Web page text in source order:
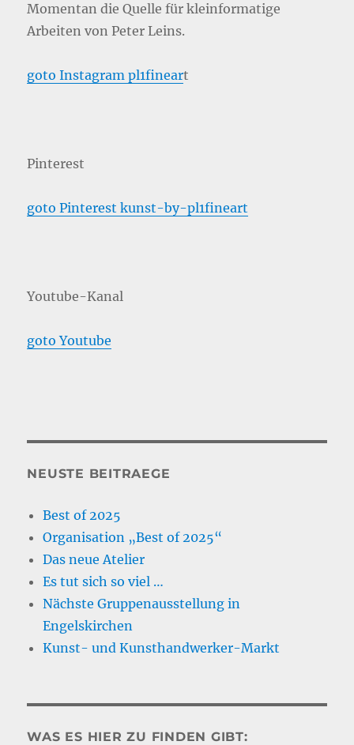
Momentan die Quelle für kleinformatige
Arbeiten von Peter Leins.
goto Instagram pl1fineart
Pinterest
goto Pinterest kunst-by-pl1fineart
Youtube-Kanal
goto Youtube
NEUSTE BEITRAEGE
Best of 2025
Organisation „Best of 2025“
Das neue Atelier
Es tut sich so viel …
Nächste Gruppenausstellung in
Engelskirchen
Kunst- und Kunsthandwerker-Markt
WAS ES HIER ZU FINDEN GIBT: